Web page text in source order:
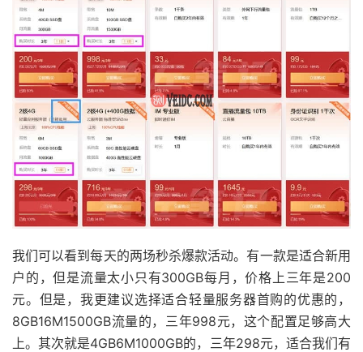
我们可以看到每天的两场秒杀爆款活动。有一款是适合新用
户的，但是流量太小只有300GB每月，价格上三年是200
元。但是，我更建议选择适合轻量服务器首购的优惠的，
8GB16M1500GB流量的，三年998元，这个配置足够高大
上。其次就是4GB6M1000GB的，三年298元，适合我们有